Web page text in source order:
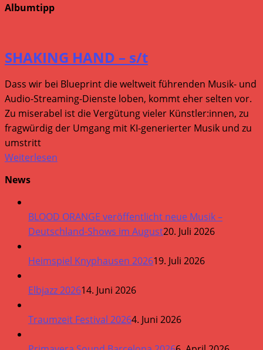
Albumtipp
SHAKING HAND – s/t
Dass wir bei Blueprint die weltweit führenden Musik- und
Audio-Streaming-Dienste loben, kommt eher selten vor.
Zu miserabel ist die Vergütung vieler Künstler:innen, zu
fragwürdig der Umgang mit KI-generierter Musik und zu
umstritt
Weiterlesen
News
BLOOD ORANGE veröffentlicht neue Musik –
Deutschland-Shows im August20. Juli 2026
Heimspiel Knyphausen 202619. Juli 2026
Elbjazz 202614. Juni 2026
Traumzeit Festival 20264. Juni 2026